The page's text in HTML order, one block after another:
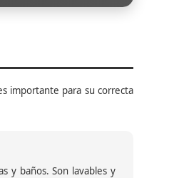
importante para su correcta
y baños. Son lavables y